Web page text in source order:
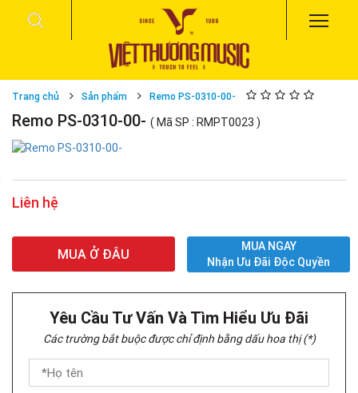
Trang chủ Sản phẩm Remo PS-0310-00-
Remo PS-0310-00- ( Mã SP : RMPT0023 )
Liên hệ
MUA Ở ĐÂU
MUA NGAY
Nhận Ưu Đãi Độc Quyền
Yêu Cầu Tư Vấn Và Tìm Hiểu Ưu Đãi
Các trường bắt buộc được chỉ định bằng dấu hoa thị (*)